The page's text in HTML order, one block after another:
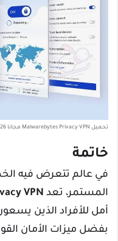
تحميل Malwarebytes Privacy VPN مجانا 2026 لحماية خصوصيتك
خاتمة
في عالم تتعرض فيه
المستمر، تعد VPN
أمل للأفراد الذين
بفضل ميزات الأمان